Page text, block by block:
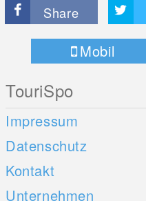
Share
Mobil
TouriSpo
Impressum
Datenschutz
Kontakt
Unternehmen